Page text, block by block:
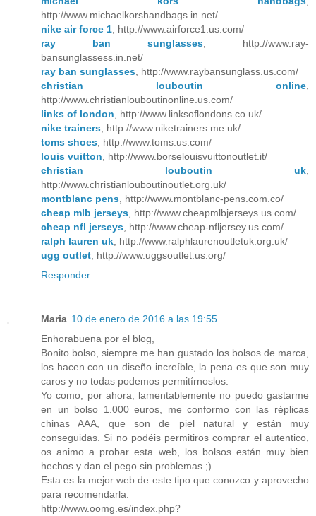
http://www.michaelkorshandbags.in.net/
nike air force 1, http://www.airforce1.us.com/
ray ban sunglasses, http://www.ray-
bansunglassess.in.net/
ray ban sunglasses, http://www.raybansunglass.us.com/
christian louboutin online,
http://www.christianlouboutinonline.us.com/
links of london, http://www.linksoflondons.co.uk/
nike trainers, http://www.niketrainers.me.uk/
toms shoes, http://www.toms.us.com/
louis vuitton, http://www.borselouisvuittonoutlet.it/
christian louboutin uk,
http://www.christianlouboutinoutlet.org.uk/
montblanc pens, http://www.montblanc-pens.com.co/
cheap mlb jerseys, http://www.cheapmlbjerseys.us.com/
cheap nfl jerseys, http://www.cheap-nfljersey.us.com/
ralph lauren uk, http://www.ralphlaurenoutletuk.org.uk/
ugg outlet, http://www.uggsoutlet.us.org/
Responder
Maria 10 de enero de 2016 a las 19:55
Enhorabuena por el blog,
Bonito bolso, siempre me han gustado los bolsos de marca,
los hacen con un diseño increíble, la pena es que son muy
caros y no todas podemos permitírnoslos.
Yo como, por ahora, lamentablemente no puedo gastarme
en un bolso 1.000 euros, me conformo con las réplicas
chinas AAA, que son de piel natural y están muy
conseguidas. Si no podéis permitiros comprar el autentico,
os animo a probar esta web, los bolsos están muy bien
hechos y dan el pego sin problemas ;)
Esta es la mejor web de este tipo que conozco y aprovecho
para recomendarla:
http://www.oomg.es/index.php?